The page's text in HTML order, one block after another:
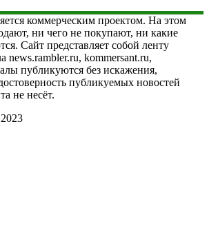
коммерческим проектом. На этом
ни чего не покупают, ни какие
Сайт представляет собой ленту
news.rambler.ru, kommersant.ru,
публикуются без искажения,
публикуемых новостей
не несёт.